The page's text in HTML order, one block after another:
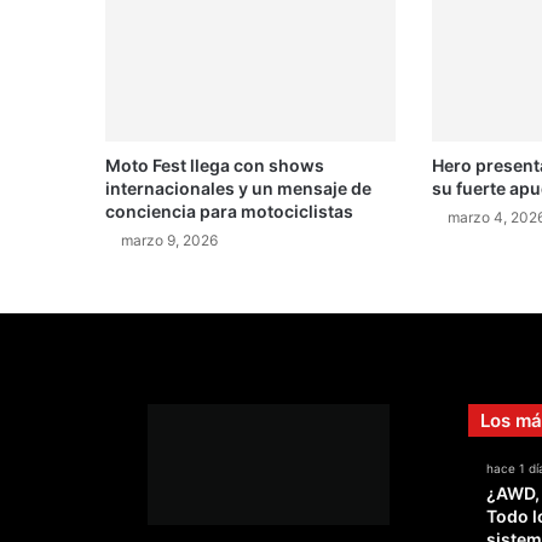
W
R
C
Moto Fest llega con shows
internacionales y un mensaje de
conciencia para motociclistas
marzo 9, 2026
Hero
su fuerte
marzo 4,
Los
hace 1
Todo